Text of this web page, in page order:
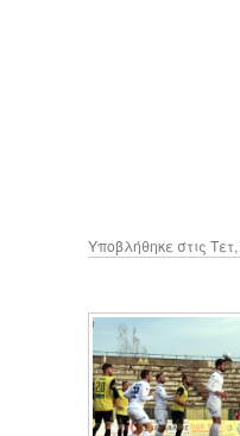
Υποβλήθηκε στις